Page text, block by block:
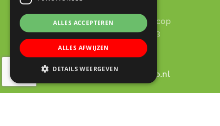
Contact
RK Basisschool Lucas Galecop
Aert de Gelderhage 1 - 3
3437 KB Nieuwegein
030 – 60 377 49
Email: info@lucas-galecop.nl
ALLES ACCEPTEREN
ALLES AFWIJZEN
DETAILS WEERGEVEN